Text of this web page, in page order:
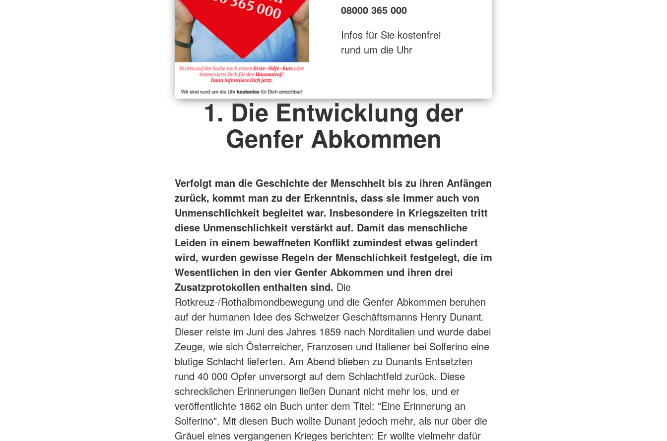
08000 365 000
Infos für Sie kostenfrei
rund um die Uhr
1. Die Entwicklung der
Genfer Abkommen
Verfolgt man die Geschichte der Menschheit bis zu ihren Anfängen
zurück, kommt man zu der Erkenntnis, dass sie immer auch von
Unmenschlichkeit begleitet war. Insbesondere in Kriegszeiten tritt
diese Unmenschlichkeit verstärkt auf. Damit das menschliche
Leiden in einem bewaffneten Konflikt zumindest etwas gelindert
wird, wurden gewisse Regeln der Menschlichkeit festgelegt, die im
Wesentlichen in den vier Genfer Abkommen und ihren drei
Zusatzprotokollen enthalten sind. Die
Rotkreuz-/Rothalbmondbewegung und die Genfer Abkommen beruhen
auf der humanen Idee des Schweizer Geschäftsmanns Henry Dunant.
Dieser reiste im Juni des Jahres 1859 nach Norditalien und wurde dabei
Zeuge, wie sich Österreicher, Franzosen und Italiener bei Solferino eine
blutige Schlacht lieferten. Am Abend blieben zu Dunants Entsetzten
rund 40 000 Opfer unversorgt auf dem Schlachtfeld zurück. Diese
schrecklichen Erinnerungen ließen Dunant nicht mehr los, und er
veröffentlichte 1862 ein Buch unter dem Titel: "Eine Erinnerung an
Solferino". Mit diesen Buch wollte Dunant jedoch mehr, als nur über die
Gräuel eines vergangenen Krieges berichten: Er wollte vielmehr dafür